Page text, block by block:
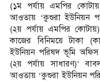
(১ম পর্যায় এমপির
আওতায় ‘কুশুরা ইউনিয়ন
(২য় পর্যায় এমপির
কাজের বিনিময়ে টাকা
ইউনিয়ন পরিষদ ভূমি অফিস
(২য় পর্যায় সাধারণ)’
আওতায় ‘কুশুরা ইউনিয়ন